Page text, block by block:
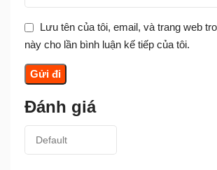
Đánh giá
Lưu tên của tôi, email, và trang web
này cho lần bình luận kế tiếp của tôi.